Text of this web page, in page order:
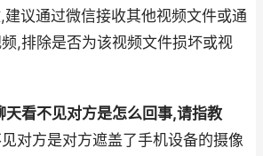
议通过微信接收其他视频文件或通
,排除是否为该视频文件损坏或视
天看不见对方是怎么回事,请指教
对方是对方遮盖了手机设备的摄像